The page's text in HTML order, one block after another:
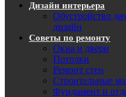
Дизайн интерьера
Обустройство
дизайн
Советы по ремонту
Окна и двери
Потолки
Ремонт стен
Строительные
Фундамент и